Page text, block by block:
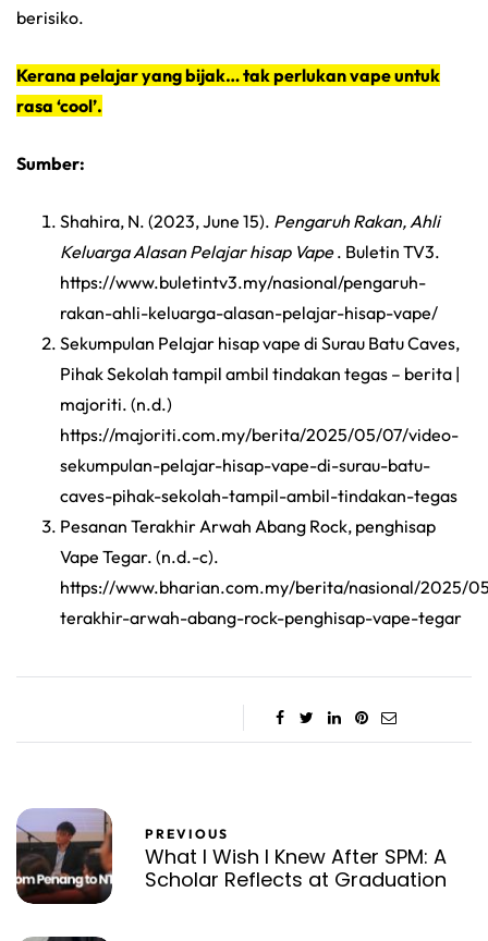
berisiko.
Kerana pelajar yang bijak… tak perlukan vape untuk
rasa ‘cool’.
Sumber:
Shahira, N. (2023, June 15). Pengaruh Rakan, Ahli
Keluarga Alasan Pelajar hisap Vape. Buletin TV3.
https://www.buletintv3.my/nasional/pengaruh-
rakan-ahli-keluarga-alasan-pelajar-hisap-vape/
Sekumpulan Pelajar hisap vape di Surau Batu Caves,
Pihak Sekolah tampil ambil tindakan tegas – berita |
majoriti. (n.d.)
https://majoriti.com.my/berita/2025/05/07/video-
sekumpulan-pelajar-hisap-vape-di-surau-batu-
caves-pihak-sekolah-tampil-ambil-tindakan-tegas
Pesanan Terakhir Arwah Abang Rock, penghisap
Vape Tegar. (n.d.-c).
https://www.bharian.com.my/berita/nasional/2025/
terakhir-arwah-abang-rock-penghisap-vape-tegar
PREVIOUS
What I Wish I Knew After SPM: A
Scholar Reflects at Graduation